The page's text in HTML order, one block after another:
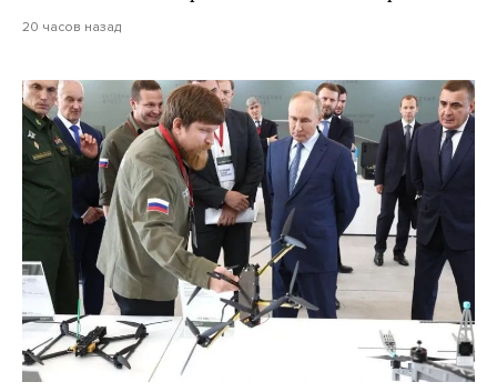
20 часов назад